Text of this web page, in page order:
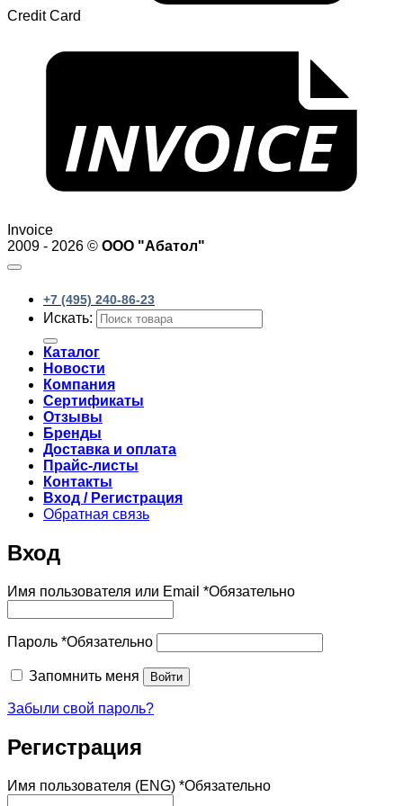
Credit Card
Invoice
2009 - 2026 © ООО "Абатол"
+7 (495) 240-86-23
Искать:
Каталог
Новости
Компания
Сертификаты
Отзывы
Бренды
Доставка и оплата
Прайс-листы
Контакты
Вход / Регистрация
Обратная связь
Вход
Имя пользователя или Email *Обязательно
Пароль *Обязательно
Запомнить меня Войти
Забыли свой пароль?
Регистрация
Имя пользователя (ENG) *Обязательно